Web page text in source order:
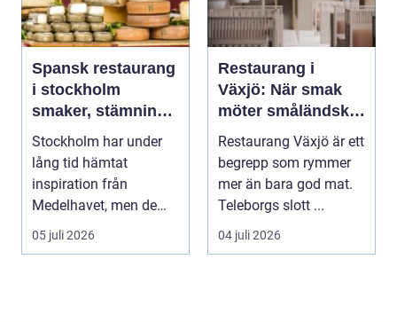
Spansk restaurang
i stockholm
smaker, stämning
och smarta val
Stockholm har under
lång tid hämtat
inspiration från
Medelhavet, men de
senaste åren har
05 juli 2026
Restaurang i
Växjö: När smak
möter småländsk
sjöutsikt
Restaurang Växjö är ett
begrepp som rymmer
mer än bara god mat.
Teleborgs slott ...
04 juli 2026